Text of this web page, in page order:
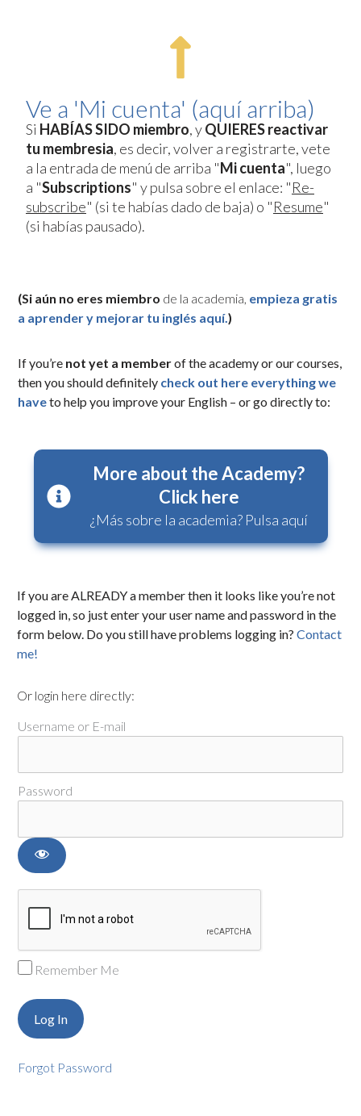
Ve a 'Mi cuenta' (aquí arriba)
Si HABÍAS SIDO miembro, yQUIERES reactivar
tu membresia, es decir, volver a registrarte, vete
a la entrada de menú de arriba "Mi cuenta", luego
a "Subscriptions" y pulsa sobre el enlace: "Re-
subscribe" (si te habías dado de baja) o "Resume"
(si habías pausado).
(Si aún no eres miembro de la academia, empieza gratis
a aprender y mejorar tu inglés aquí.)
If you’re not yet a memberof the academy or our courses,
then you should definitely check out here everything we
haveto help you improve your English – or go directly to:
More about the Academy?
Click here
¿Más sobre la academia? Pulsa aquí
If you are ALREADY a member then it looks like you’re not
logged in, so just enter your user name and password in the
form below. Do you still have problems logging in? Contact
me!
Or login here directly:
Username or E-mail
Password
Remember Me
Forgot Password